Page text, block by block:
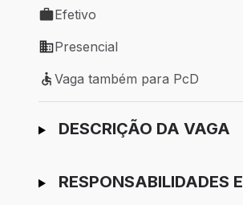
Tipo de vaga: Efetivo
Efetivo
Modelo de trabalho: Presencial
Presencial
Vaga também para PcD
Vaga também para PcD
Ir para candidatura
DESCRIÇÃO DA VAGA
RESPONSABILIDADES E